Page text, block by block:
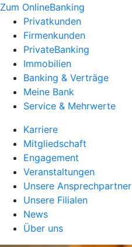
Zum OnlineBanking
Privatkunden
Firmenkunden
PrivateBanking
Immobilien
Banking & Verträge
Meine Bank
Service & Mehrwerte
Karriere
Mitgliedschaft
Engagement
Veranstaltungen
Unsere Ansprechpartner
Unsere Filialen
News
Über uns